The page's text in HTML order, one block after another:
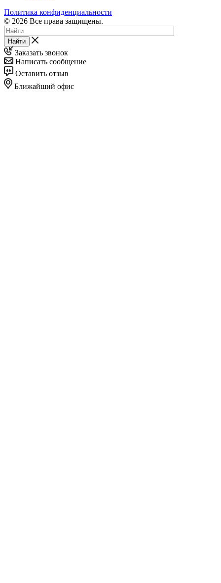
Политика конфиденциальности
© 2026 Все права защищены.
Найти
Заказать звонок
Написать сообщение
Оставить отзыв
Ближайший офис